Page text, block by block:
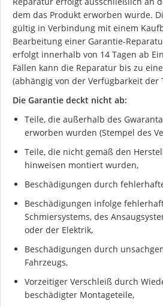
dem das Produkt erworben wurde.
gültig in Verbindung mit einem
Bearbeitung einer Garantie-
erfolgt innerhalb von 14 Tagen ab
Fällen kann die Reparatur bis zu
(abhängig von der Verfügbarkeit der
Die Garantie deckt nicht ab:
Teile, die außerhalb des
erworben wurden (Stempel des
Teile, die nicht gemäß den
hinweisen montiert wurden,
Beschädigungen durch
Beschädigungen infolge
Schmiersystems, des
oder der Elektrik,
Beschädigungen durch
Fahrzeugs,
Vorzeitiger Verschleiß durch
beschädigter Montageteile,